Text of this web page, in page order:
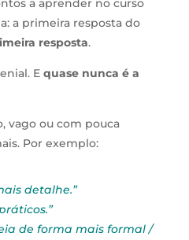
a primeira resposta do
resposta.
E quase nunca é a
vago ou com pouca
Por exemplo:
detalhe.”
de forma mais formal /